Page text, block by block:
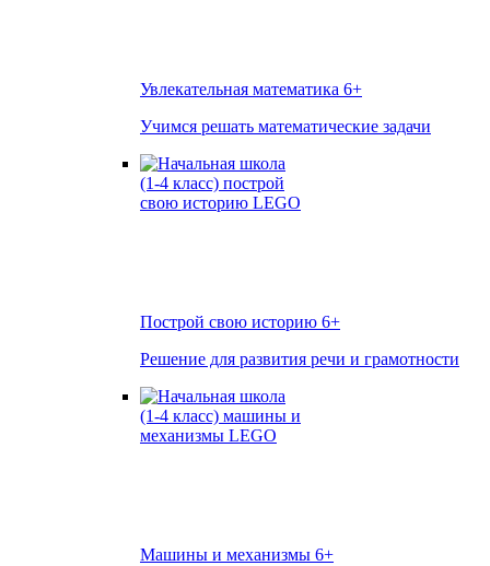
Увлекательная математика 6+
Учимся решать математические задачи
Построй свою историю 6+
Решение для развития речи и грамотности
Машины и механизмы 6+